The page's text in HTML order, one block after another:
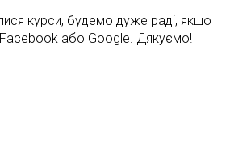
курси, будемо дуже раді, якщо
Facebook або Google. Дякуємо!